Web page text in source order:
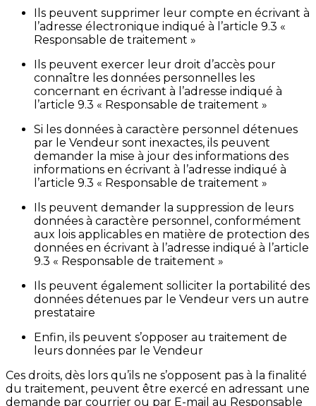
Ils peuvent supprimer leur compte en écrivant à
l’adresse électronique indiqué à l’article 9.3 «
Responsable de traitement »
Ils peuvent exercer leur droit d’accès pour
connaître les données personnelles les
concernant en écrivant à l’adresse indiqué à
l’article 9.3 « Responsable de traitement »
Si les données à caractère personnel détenues
par le Vendeur sont inexactes, ils peuvent
demander la mise à jour des informations des
informations en écrivant à l’adresse indiqué à
l’article 9.3 « Responsable de traitement »
Ils peuvent demander la suppression de leurs
données à caractère personnel, conformément
aux lois applicables en matière de protection des
données en écrivant à l’adresse indiqué à l’article
9.3 « Responsable de traitement »
Ils peuvent également solliciter la portabilité des
données détenues par le Vendeur vers un autre
prestataire
Enfin, ils peuvent s’opposer au traitement de
leurs données par le Vendeur
Ces droits, dès lors qu’ils ne s’opposent pas à la finalité
du traitement, peuvent être exercé en adressant une
demande par courrier ou par E-mail au Responsable